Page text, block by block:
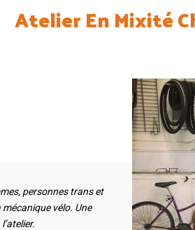
Atelier En Mixité
personnes trans et
vélo. Une